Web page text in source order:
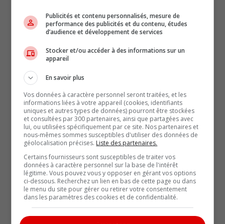
Albaisa tire sa révérence
Actualités (5863)
Coin-conseil (106)
Comparatifs (26)
Éditorial (126)
L'auto dans la pub d'ici (8)
Marques du monde (65)
Non classé (7)
Publicités et contenu personnalisés, mesure de
performance des publicités et du contenu, études
d’audience et développement de services
Stocker et/ou accéder à des informations sur un
appareil
En savoir plus
Vos données à caractère personnel seront traitées, et les
informations liées à votre appareil (cookies, identifiants
uniques et autres types de données) pourront être stockées
et consultées par 300 partenaires, ainsi que partagées avec
lui, ou utilisées spécifiquement par ce site. Nos partenaires et
nous-mêmes sommes susceptibles d'utiliser des données de
géolocalisation précises. Liste des partenaires.
Certains fournisseurs sont susceptibles de traiter vos
données à caractère personnel sur la base de l'intérêt
légitime. Vous pouvez vous y opposer en gérant vos options
ci-dessous. Recherchez un lien en bas de cette page ou dans
le menu du site pour gérer ou retirer votre consentement
dans les paramètres des cookies et de confidentialité.